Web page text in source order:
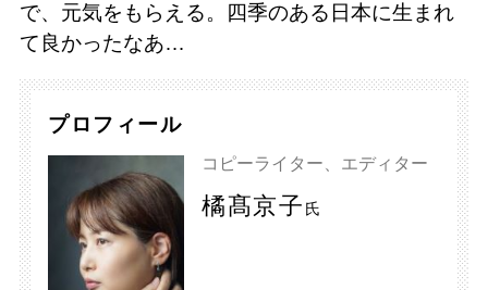
で、元気をもらえる。四季のある日本に生まれ
て良かったなあ…
プロフィール
コピーライター、エディター
橘髙京子 氏